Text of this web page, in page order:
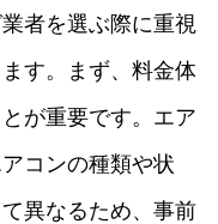
者を選ぶ際に重視
す。まず、料金体
が重要です。エア
コンの種類や状
異なるため、事前